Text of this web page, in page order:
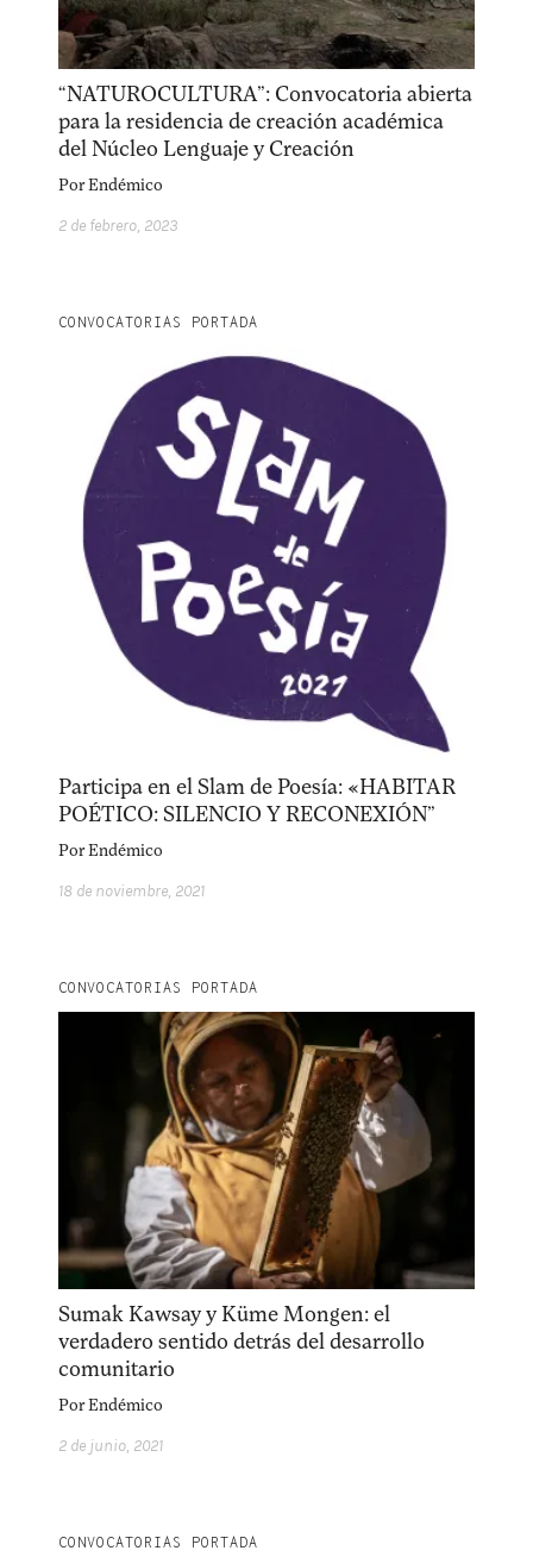
“NATUROCULTURA”: Convocatoria abierta
para la residencia de creación académica
del Núcleo Lenguaje y Creación
PorEndémico
2 de febrero, 2023
CONVOCATORIAS PORTADA
Participa en el Slam de Poesía: «HABITAR
POÉTICO: SILENCIO Y RECONEXIÓN”
PorEndémico
18 de noviembre, 2021
CONVOCATORIAS PORTADA
Sumak Kawsay y Küme Mongen: el
verdadero sentido detrás del desarrollo
comunitario
PorEndémico
2 de junio, 2021
CONVOCATORIAS PORTADA